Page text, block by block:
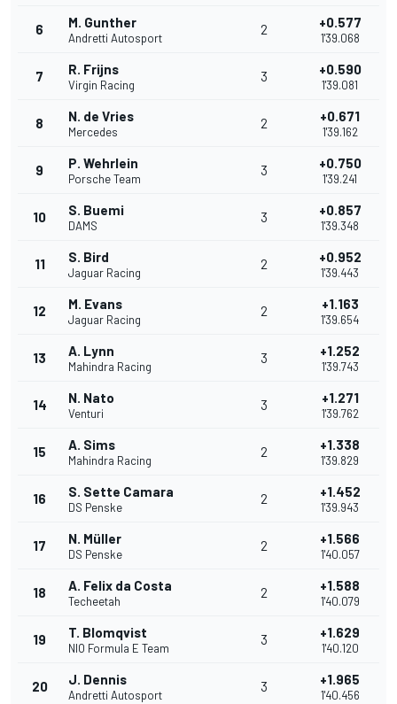
6 M. Gunther
Andretti Autosport
2 +0.577
1'39.068
7 R. Frijns
Virgin Racing
3 +0.590
1'39.081
8 N. de Vries
Mercedes
2 +0.671
1'39.162
9 P. Wehrlein
Porsche Team
3 +0.750
1'39.241
10 S. Buemi
DAMS
3 +0.857
1'39.348
11 S. Bird
Jaguar Racing
2 +0.952
1'39.443
12 M. Evans
Jaguar Racing
2 +1.163
1'39.654
13 A. Lynn
Mahindra Racing
3 +1.252
1'39.743
14 N. Nato
Venturi
3 +1.271
1'39.762
15 A. Sims
Mahindra Racing
2 +1.338
1'39.829
16 S. Sette Camara
DS Penske
2 +1.452
1'39.943
17 N. Müller
DS Penske
2 +1.566
1'40.057
18 A. Felix da Costa
Techeetah
2 +1.588
1'40.079
19 T. Blomqvist
NIO Formula E Team
3 +1.629
1'40.120
20 J. Dennis
Andretti Autosport
3 +1.965
1'40.456